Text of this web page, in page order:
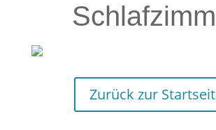
Zurück zur